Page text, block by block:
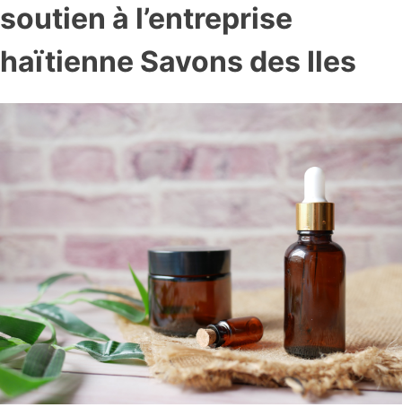
soutien à l’entreprise
haïtienne Savons des Iles